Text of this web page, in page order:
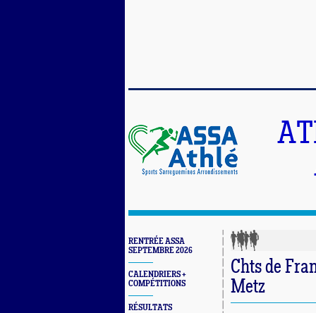
RENTRÉE ASSA
SEPTEMBRE 2026
CALENDRIERS +
COMPÉTITIONS
RÉSULTATS
Chts de
Metz